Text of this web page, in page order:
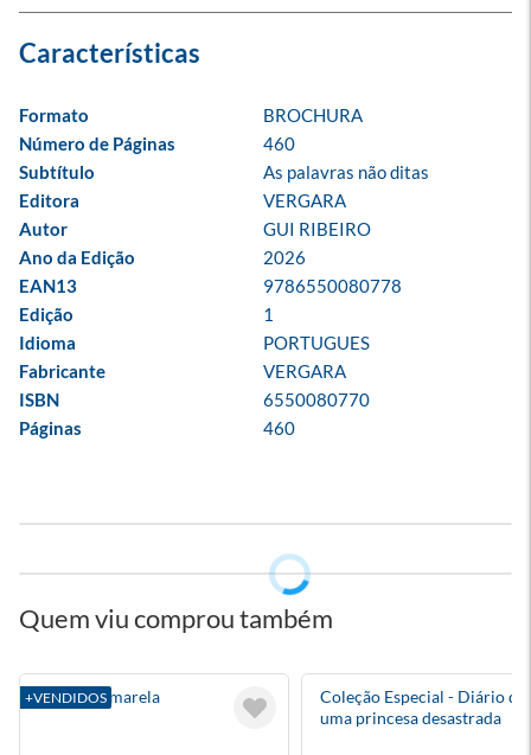
Formato
BROCHURA
Número de Páginas
460
Subtítulo
As palavras não ditas
Editora
VERGARA
Autor
GUI RIBEIRO
Ano da Edição
2026
EAN13
9786550080778
Edição
1
Idioma
PORTUGUES
Fabricante
VERGARA
ISBN
6550080770
Páginas
460
Quem viu comprou também
+VENDIDOS
A Bolsa Amarela
Coleção Especial - Diário de
uma princesa desastrada